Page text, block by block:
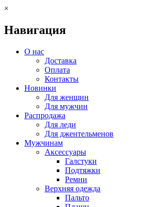
×
Навигация
О нас
Доставка
Оплата
Контакты
Новинки
Для женщин
Для мужчин
Распродажа
Для леди
Для джентельменов
Мужчинам
Аксессуары
Галстуки
Подтяжки
Ремни
Верхняя одежда
Пальто